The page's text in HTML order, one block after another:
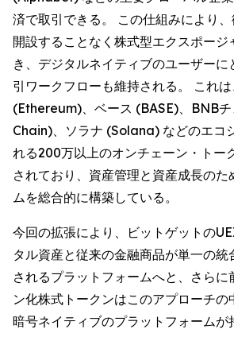
済で取引できる。 この仕組みにより
開設することなく株式型エクスポージ
き、デジタルネイティブのユーザーに
引ワークフローも維持される。 これ
(Ethereum)、ベース (BASE)、BNB
Chain)、ソラナ (Solana) などのエコ
れる200万以上のオンチェーン・トー
されており、資産管理と資産成長のた
ムを総合的に構築している。
今回の拡張により、ビットゲットの
タル資産と従来の金融商品が単一の統
されるプラットフォームへと、さらに
ン化株式トークンはこのアプローチの
暗号ネイティブのプラットフォームが